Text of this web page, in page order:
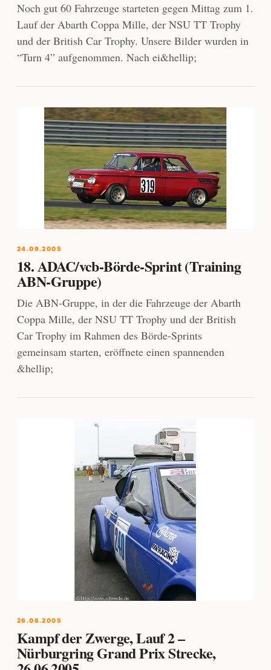
Noch gut 60 Fahrzeuge starteten gegen Mittag zum 1.
Lauf der Abarth Coppa Mille, der NSU TT Trophy
und der British Car Trophy. Unsere Bilder wurden in
“Turn 4” aufgenommen. Nach ei&hellip;
24.09.2005
18. ADAC/vcb-Börde-Sprint (Training
ABN-Gruppe)
Die ABN-Gruppe, in der die Fahrzeuge der Abarth
Coppa Mille, der NSU TT Trophy und der British
Car Trophy im Rahmen des Börde-Sprints
gemeinsam starten, eröffnete einen spannenden
&hellip;
26.06.2005
Kampf der Zwerge, Lauf 2 –
Nürburgring Grand Prix Strecke,